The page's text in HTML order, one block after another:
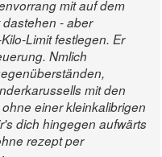
mit auf dem
- aber
Limit festlegen. Er
Nmlich
mit den
einer kleinkalibrigen
dich hingegen aufwärts
rezept per